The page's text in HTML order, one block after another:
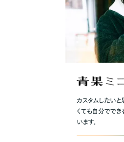
カスタムしたいと
くても自分ででき
います。